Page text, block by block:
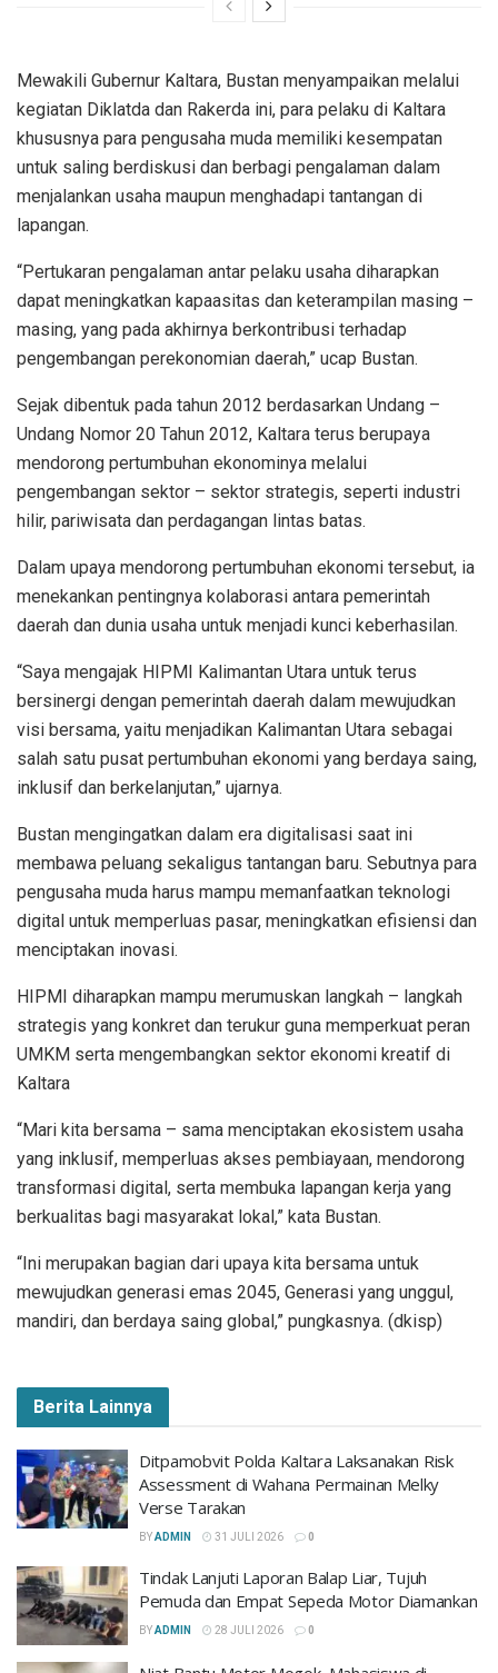
Mewakili Gubernur Kaltara, Bustan menyampaikan melalui
kegiatan Diklatda dan Rakerda ini, para pelaku di Kaltara
khususnya para pengusaha muda memiliki kesempatan
untuk saling berdiskusi dan berbagi pengalaman dalam
menjalankan usaha maupun menghadapi tantangan di
lapangan.
“Pertukaran pengalaman antar pelaku usaha diharapkan
dapat meningkatkan kapaasitas dan keterampilan masing –
masing, yang pada akhirnya berkontribusi terhadap
pengembangan perekonomian daerah,” ucap Bustan.
Sejak dibentuk pada tahun 2012 berdasarkan Undang –
Undang Nomor 20 Tahun 2012, Kaltara terus berupaya
mendorong pertumbuhan ekonominya melalui
pengembangan sektor – sektor strategis, seperti industri
hilir, pariwisata dan perdagangan lintas batas.
Dalam upaya mendorong pertumbuhan ekonomi tersebut, ia
menekankan pentingnya kolaborasi antara pemerintah
daerah dan dunia usaha untuk menjadi kunci keberhasilan.
“Saya mengajak HIPMI Kalimantan Utara untuk terus
bersinergi dengan pemerintah daerah dalam mewujudkan
visi bersama, yaitu menjadikan Kalimantan Utara sebagai
salah satu pusat pertumbuhan ekonomi yang berdaya saing,
inklusif dan berkelanjutan,” ujarnya.
Bustan mengingatkan dalam era digitalisasi saat ini
membawa peluang sekaligus tantangan baru. Sebutnya para
pengusaha muda harus mampu memanfaatkan teknologi
digital untuk memperluas pasar, meningkatkan efisiensi dan
menciptakan inovasi.
HIPMI diharapkan mampu merumuskan langkah – langkah
strategis yang konkret dan terukur guna memperkuat peran
UMKM serta mengembangkan sektor ekonomi kreatif di
Kaltara
“Mari kita bersama – sama menciptakan ekosistem usaha
yang inklusif, memperluas akses pembiayaan, mendorong
transformasi digital, serta membuka lapangan kerja yang
berkualitas bagi masyarakat lokal,” kata Bustan.
“Ini merupakan bagian dari upaya kita bersama untuk
mewujudkan generasi emas 2045, Generasi yang unggul,
mandiri, dan berdaya saing global,” pungkasnya. (dkisp)
Berita Lainnya
Ditpamobvit Polda Kaltara Laksanakan Risk
Assessment di Wahana Permainan Melky
Verse Tarakan
BYADMIN 31 JULI 2026 0
Tindak Lanjuti Laporan Balap Liar, Tujuh
Pemuda dan Empat Sepeda Motor Diamankan
BYADMIN 28 JULI 2026 0